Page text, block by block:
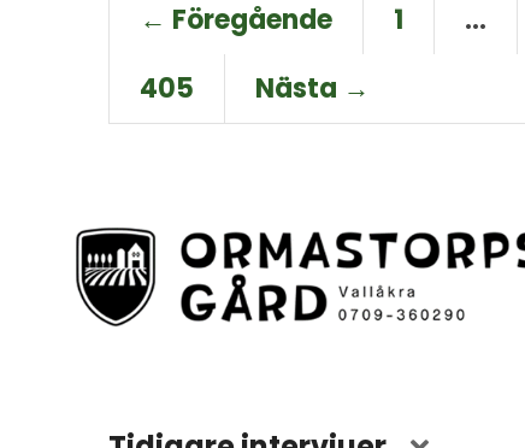
← Föregående 1 …
405
Nästa →